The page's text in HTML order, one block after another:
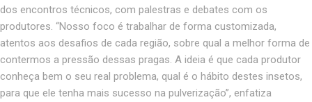
dos encontros técnicos, com palestras e debates com os
produtores. “Nosso foco é trabalhar de forma customizada,
atentos aos desafios de cada região, sobre qual a melhor forma de
contermos a pressão dessas pragas. A ideia é que cada produtor
conheça bem o seu real problema, qual é o hábito destes insetos,
para que ele tenha mais sucesso na pulverização”, enfatiza